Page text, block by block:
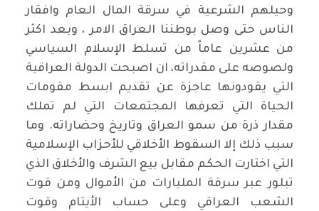
وحيلهم الشرعية في سرقة المال العام وافقار
الناس حتى وصل بوطننا العراق الامر ، وبعد اكثر
من عشرين عاماً من تسلط الإسلام السياسي
ولصوصه على مقدراته، ان اصبحت الدولة العراقية
التي يقودونها عاجزة عن تقديم ابسط مقومات
الحياة التي تعرفها المجتمعات التي لم تملك
مقدار ذرة من سمو العراق وتاريخ وحضاراته. وما
سبب ذلك إلا السقوط الأخلاقي للأحزاب الإسلامية
التي اختارت الحكم مقابل بيع الشرف والأخلاق الذي
تبلور عبر سرقة المليارات من الأموال ومن قوت
الشعب العراقي وعلى حساب الأيتام وقوت